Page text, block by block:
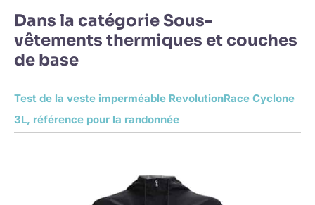
Dans la catégorie Sous-
vêtements thermiques et couches
de base
Test de la veste imperméable RevolutionRace Cyclone
3L, référence pour la randonnée